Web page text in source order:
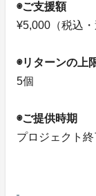
◉ご支援額
¥5,000（税込・
◉リターンの上
5個
◉ご提供時期
プロジェクト